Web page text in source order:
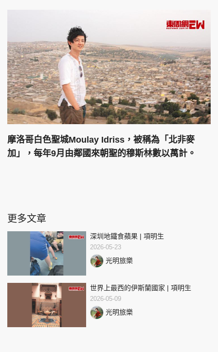
摩洛哥白色聖城Moulay Idriss，被稱為「北非麥
加」，每年9月由鄰國來朝聖的穆斯林數以萬計。
更多文章
深圳地鐵食蘋果 | 項明生
2026-05-23
光明旅樂
世界上最西的伊斯蘭國家 | 項明生
2026-05-09
光明旅樂